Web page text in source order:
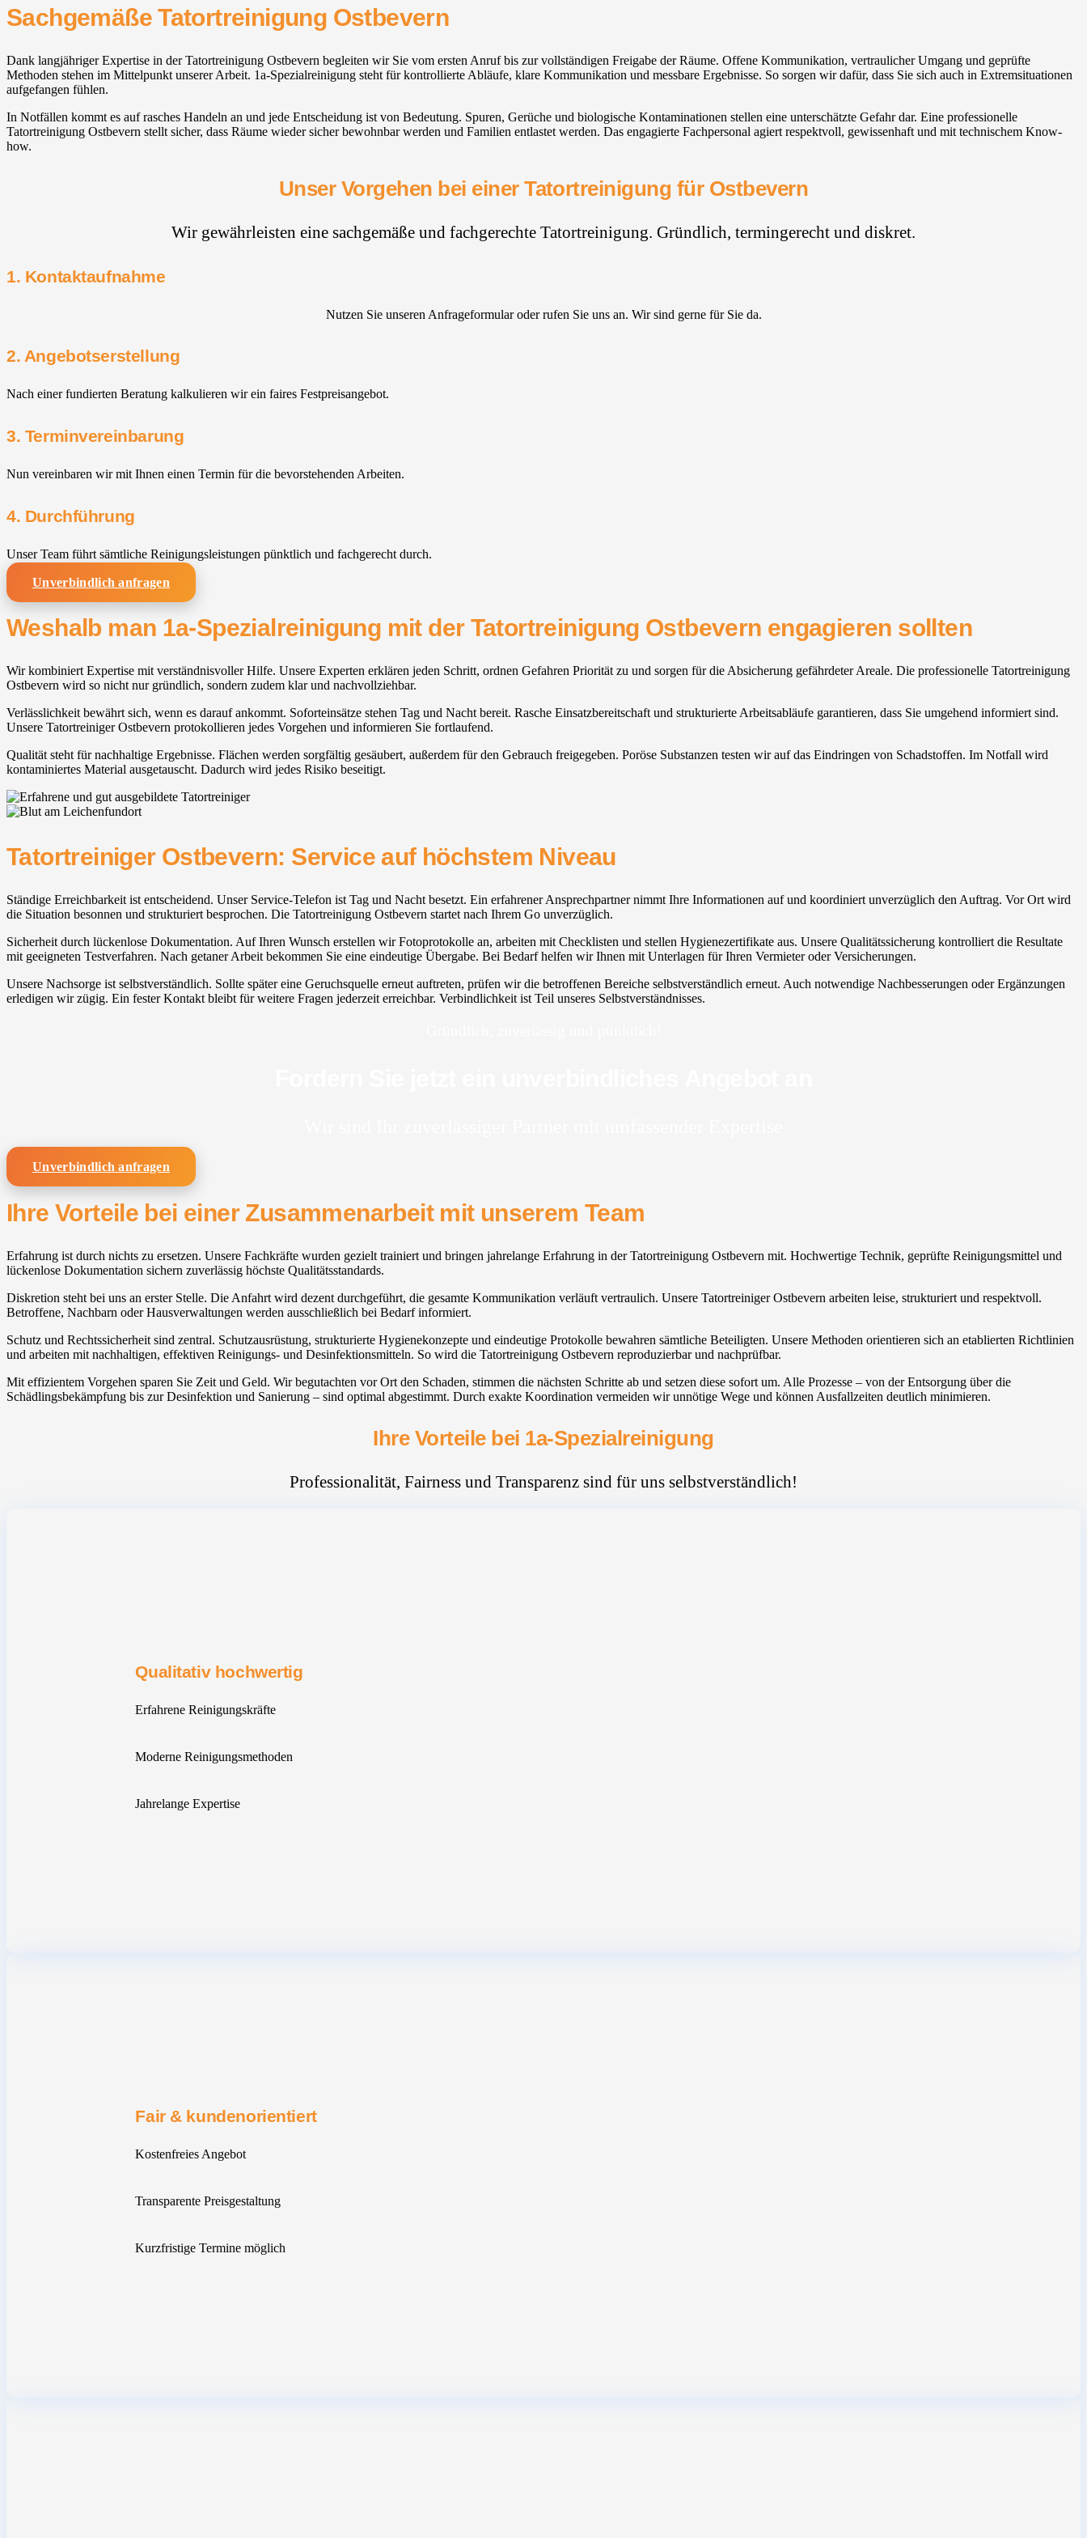
Sachgemäße Tatortreinigung Ostbevern
Dank langjähriger Expertise in der Tatortreinigung Ostbevern begleiten wir Sie vom ersten Anruf bis zur vollständigen Freigabe der Räume. Offene Kommunikation, vertraulicher Umgang und geprüfte
Methoden stehen im Mittelpunkt unserer Arbeit. 1a-Spezialreinigung steht für kontrollierte Abläufe, klare Kommunikation und messbare Ergebnisse. So sorgen wir dafür, dass Sie sich auch in Extremsituationen
aufgefangen fühlen.
In Notfällen kommt es auf rasches Handeln an und jede Entscheidung ist von Bedeutung. Spuren, Gerüche und biologische Kontaminationen stellen eine unterschätzte Gefahr dar. Eine professionelle
Tatortreinigung Ostbevern stellt sicher, dass Räume wieder sicher bewohnbar werden und Familien entlastet werden. Das engagierte Fachpersonal agiert respektvoll, gewissenhaft und mit technischem Know-
how.
Unser Vorgehen bei einer Tatortreinigung für Ostbevern
Wir gewährleisten eine sachgemäße und fachgerechte Tatortreinigung. Gründlich, termingerecht und diskret.
1. Kontaktaufnahme
Nutzen Sie unseren Anfrageformular oder rufen Sie uns an. Wir sind gerne für Sie da.
2. Angebotserstellung
Nach einer fundierten Beratung kalkulieren wir ein faires Festpreisangebot.
3. Terminvereinbarung
Nun vereinbaren wir mit Ihnen einen Termin für die bevorstehenden Arbeiten.
4. Durchführung
Unser Team führt sämtliche Reinigungsleistungen pünktlich und fachgerecht durch.
Unverbindlich anfragen
Weshalb man 1a-Spezialreinigung mit der Tatortreinigung Ostbevern engagieren sollten
Wir kombiniert Expertise mit verständnisvoller Hilfe. Unsere Experten erklären jeden Schritt, ordnen Gefahren Priorität zu und sorgen für die Absicherung gefährdeter Areale. Die professionelle Tatortreinigung
Ostbevern wird so nicht nur gründlich, sondern zudem klar und nachvollziehbar.
Verlässlichkeit bewährt sich, wenn es darauf ankommt. Soforteinsätze stehen Tag und Nacht bereit. Rasche Einsatzbereitschaft und strukturierte Arbeitsabläufe garantieren, dass Sie umgehend informiert sind.
Unsere Tatortreiniger Ostbevern protokollieren jedes Vorgehen und informieren Sie fortlaufend.
Qualität steht für nachhaltige Ergebnisse. Flächen werden sorgfältig gesäubert, außerdem für den Gebrauch freigegeben. Poröse Substanzen testen wir auf das Eindringen von Schadstoffen. Im Notfall wird
kontaminiertes Material ausgetauscht. Dadurch wird jedes Risiko beseitigt.
Tatortreiniger Ostbevern: Service auf höchstem Niveau
Ständige Erreichbarkeit ist entscheidend. Unser Service-Telefon ist Tag und Nacht besetzt. Ein erfahrener Ansprechpartner nimmt Ihre Informationen auf und koordiniert unverzüglich den Auftrag. Vor Ort wird
die Situation besonnen und strukturiert besprochen. Die Tatortreinigung Ostbevern startet nach Ihrem Go unverzüglich.
Sicherheit durch lückenlose Dokumentation. Auf Ihren Wunsch erstellen wir Fotoprotokolle an, arbeiten mit Checklisten und stellen Hygienezertifikate aus. Unsere Qualitätssicherung kontrolliert die Resultate
mit geeigneten Testverfahren. Nach getaner Arbeit bekommen Sie eine eindeutige Übergabe. Bei Bedarf helfen wir Ihnen mit Unterlagen für Ihren Vermieter oder Versicherungen.
Unsere Nachsorge ist selbstverständlich. Sollte später eine Geruchsquelle erneut auftreten, prüfen wir die betroffenen Bereiche selbstverständlich erneut. Auch notwendige Nachbesserungen oder Ergänzungen
erledigen wir zügig. Ein fester Kontakt bleibt für weitere Fragen jederzeit erreichbar. Verbindlichkeit ist Teil unseres Selbstverständnisses.
Unverbindlich anfragen
Ihre Vorteile bei einer Zusammenarbeit mit unserem Team
Erfahrung ist durch nichts zu ersetzen. Unsere Fachkräfte wurden gezielt trainiert und bringen jahrelange Erfahrung in der Tatortreinigung Ostbevern mit. Hochwertige Technik, geprüfte Reinigungsmittel und
lückenlose Dokumentation sichern zuverlässig höchste Qualitätsstandards.
Diskretion steht bei uns an erster Stelle. Die Anfahrt wird dezent durchgeführt, die gesamte Kommunikation verläuft vertraulich. Unsere Tatortreiniger Ostbevern arbeiten leise, strukturiert und respektvoll.
Betroffene, Nachbarn oder Hausverwaltungen werden ausschließlich bei Bedarf informiert.
Schutz und Rechtssicherheit sind zentral. Schutzausrüstung, strukturierte Hygienekonzepte und eindeutige Protokolle bewahren sämtliche Beteiligten. Unsere Methoden orientieren sich an etablierten Richtlinien
und arbeiten mit nachhaltigen, effektiven Reinigungs- und Desinfektionsmitteln. So wird die Tatortreinigung Ostbevern reproduzierbar und nachprüfbar.
Mit effizientem Vorgehen sparen Sie Zeit und Geld. Wir begutachten vor Ort den Schaden, stimmen die nächsten Schritte ab und setzen diese sofort um. Alle Prozesse – von der Entsorgung über die
Schädlingsbekämpfung bis zur Desinfektion und Sanierung – sind optimal abgestimmt. Durch exakte Koordination vermeiden wir unnötige Wege und können Ausfallzeiten deutlich minimieren.
Ihre Vorteile bei 1a-Spezialreinigung
Professionalität, Fairness und Transparenz sind für uns selbstverständlich!
Qualitativ hochwertig
Erfahrene Reinigungskräfte
Moderne Reinigungsmethoden
Jahrelange Expertise
Fair & kundenorientiert
Kostenfreies Angebot
Transparente Preisgestaltung
Kurzfristige Termine möglich